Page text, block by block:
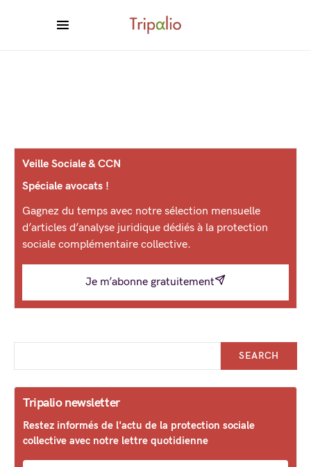
Veille Sociale & CCN
Spéciale avocats !
Gagnez du temps avec notre sélection mensuelle
d’articles d’analyse juridique dédiés à la protection
sociale complémentaire collective.
Je m’abonne gratuitement
SEARCH
Tripalio newsletter
Restez informés de l'actu de la protection sociale
collective avec notre lettre quotidienne